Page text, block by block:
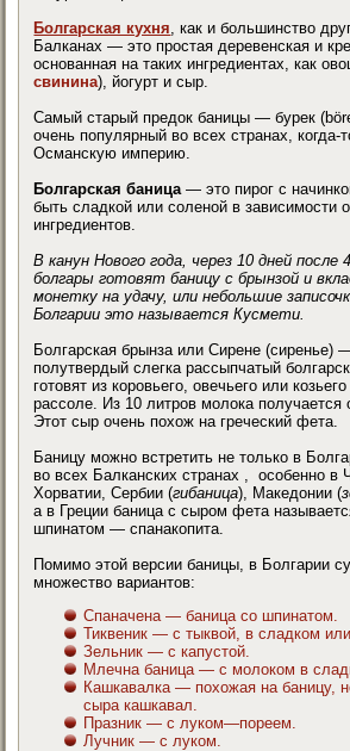
Болгарская кухня, как и большинство
Балканах — это простая деревенская и
основанная на таких ингредиентах, как
свинина), йогурт и сыр.
Самый старый предок баницы — бурек
очень популярный во всех странах, когда-
Османскую империю.
Болгарская баница— это пирог с
быть сладкой или соленой в зависимости
ингредиентов.
В канун Нового года, через 10 дней после
болгары готовят баницу с брынзой и
монетку на удачу, или небольшие
Болгарии это называется Кусмети.
Болгарская брынза или Сирене (сиренье)
полутвердый слегка рассыпчатый
готовят из коровьего, овечьего или
рассоле. Из 10 литров молока получается
Этот сыр очень похож на греческий фета.
Баницу можно встретить не только в
во всех Балканских странах , особенно в
Хорватии, Сербии (гибаница), Македонии (
а в Греции баница с сыром фета
шпинатом — спанакопита.
Помимо этой версии баницы, в Болгарии
множество вариантов:
Спаначена — баница со шпинатом.
Тиквеник — с тыквой, в сладком
Зельник — с капустой.
Млечна баница — с молоком в
Кашкавалка — похожая на баницу,
сыра кашкавал.
Празник — с луком—пореем.
Лучник — с луком.